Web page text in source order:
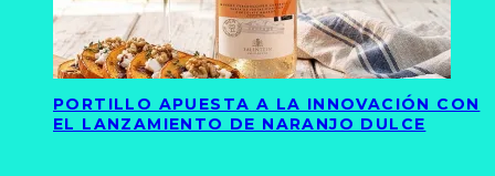
PORTILLO APUESTA A LA INNOVACIÓN CON
EL LANZAMIENTO DE NARANJO DULCE